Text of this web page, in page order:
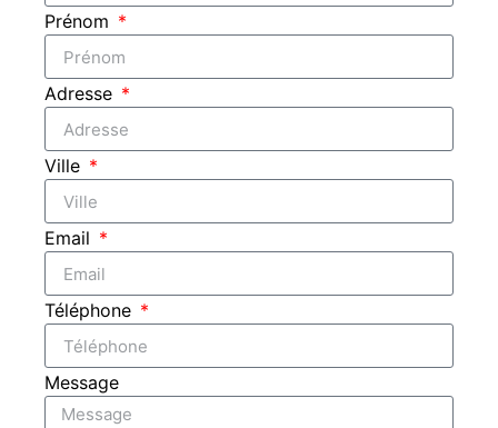
Prénom
Adresse
Ville
Email
Téléphone
Message